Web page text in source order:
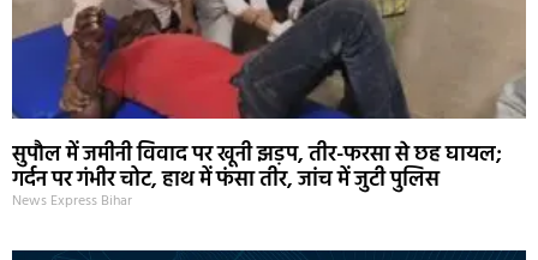
सुपौल में जमीनी विवाद पर खूनी झड़प, तीर-फरसा से छह घायल;
गर्दन पर गंभीर चोट, हाथ में फंसा तीर, जांच में जुटी पुलिस
News Express Bihar